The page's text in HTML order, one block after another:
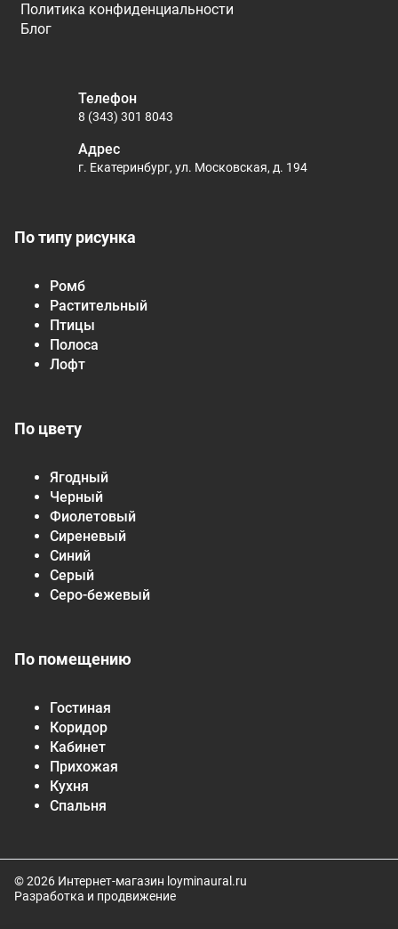
Политика конфиденциальности
Блог
По типу рисунка
Ромб
Растительный
Птицы
Полоса
Лофт
По цвету
Ягодный
Черный
Фиолетовый
Сиреневый
Синий
Серый
Серо-бежевый
По помещению
Гостиная
Коридор
Кабинет
Прихожая
Кухня
Спальня
Телефон
8 (343) 301 8043
Адрес
г. Екатеринбург, ул. Московская, д. 194
© 2026 Интернет-магазин loyminaural.ru
Разработка и продвижение